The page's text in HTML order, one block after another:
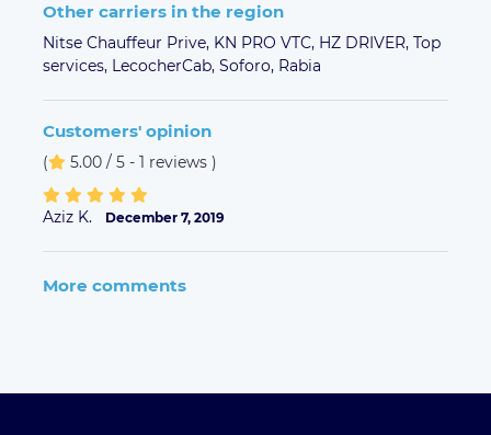
Other carriers in the region
Nitse Chauffeur Prive, KN PRO VTC, HZ DRIVER, Top
services, LecocherCab, Soforo, Rabia
Customers' opinion
( 5.00 / 5 - 1 reviews )
Aziz K. December 7, 2019
More comments